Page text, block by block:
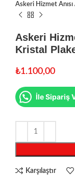
Askeri Hizmet
Askeri
Kristal
₺1.100,00
İle Sipariş
Karşılaştır